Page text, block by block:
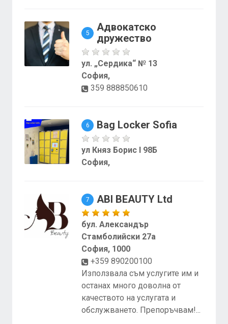
5
Адвокатско
дружество
ул. „Сердика“ № 13
София,
359 888850610
6 Bag Locker Sofia
ул Княз Борис I 98Б
София,
7 ABI BEAUTY Ltd
бул. Александър
Стамболийски 27а
София, 1000
+359 890200100
Използвала съм услугите им и
останах много доволна от
качеството на услугата и
обслужването. Препоръчвам!...